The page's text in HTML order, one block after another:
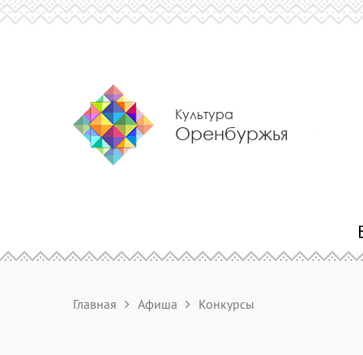
Культура
Оренбуржья
Главная Афиша Конкурсы